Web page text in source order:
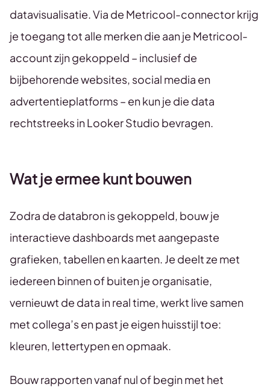
datavisualisatie. Via de Metricool-connector krijg
je toegang tot alle merken die aan je Metricool-
account zijn gekoppeld – inclusief de
bijbehorende websites, social media en
advertentieplatforms – en kun je die data
rechtstreeks in Looker Studio bevragen.
Wat je ermee kunt bouwen
Zodra de databron is gekoppeld, bouw je
interactieve dashboards met aangepaste
grafieken, tabellen en kaarten. Je deelt ze met
iedereen binnen of buiten je organisatie,
vernieuwt de data in real time, werkt live samen
met collega’s en past je eigen huisstijl toe:
kleuren, lettertypen en opmaak.
Bouw rapporten vanaf nul of begin met het